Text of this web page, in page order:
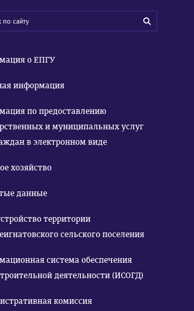
о ЕПГУ
информация
по предоставлению
и муниципальных услуг
в электронном виде
хозяйство
данные
территории
сельского поселения
система обеспечения
деятельности (ИСОГД)
комиссия